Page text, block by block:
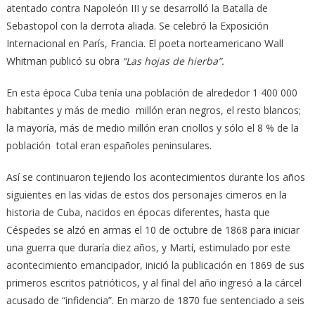
atentado contra Napoleón III y se desarrolló la Batalla de
Sebastopol con la derrota aliada. Se celebró la Exposición
Internacional en París, Francia. El poeta norteamericano Wall
Whitman publicó su obra “Las hojas de hierba”.
En esta época Cuba tenía una población de alrededor 1 400 000
habitantes y más de medio millón eran negros, el resto blancos;
la mayoría, más de medio millón eran criollos y sólo el 8 % de la
población total eran españoles peninsulares.
Así se continuaron tejiendo los acontecimientos durante los años
siguientes en las vidas de estos dos personajes cimeros en la
historia de Cuba, nacidos en épocas diferentes, hasta que
Céspedes se alzó en armas el 10 de octubre de 1868 para iniciar
una guerra que duraría diez años, y Martí, estimulado por este
acontecimiento emancipador, inició la publicación en 1869 de sus
primeros escritos patrióticos, y al final del año ingresó a la cárcel
acusado de “infidencia”. En marzo de 1870 fue sentenciado a seis